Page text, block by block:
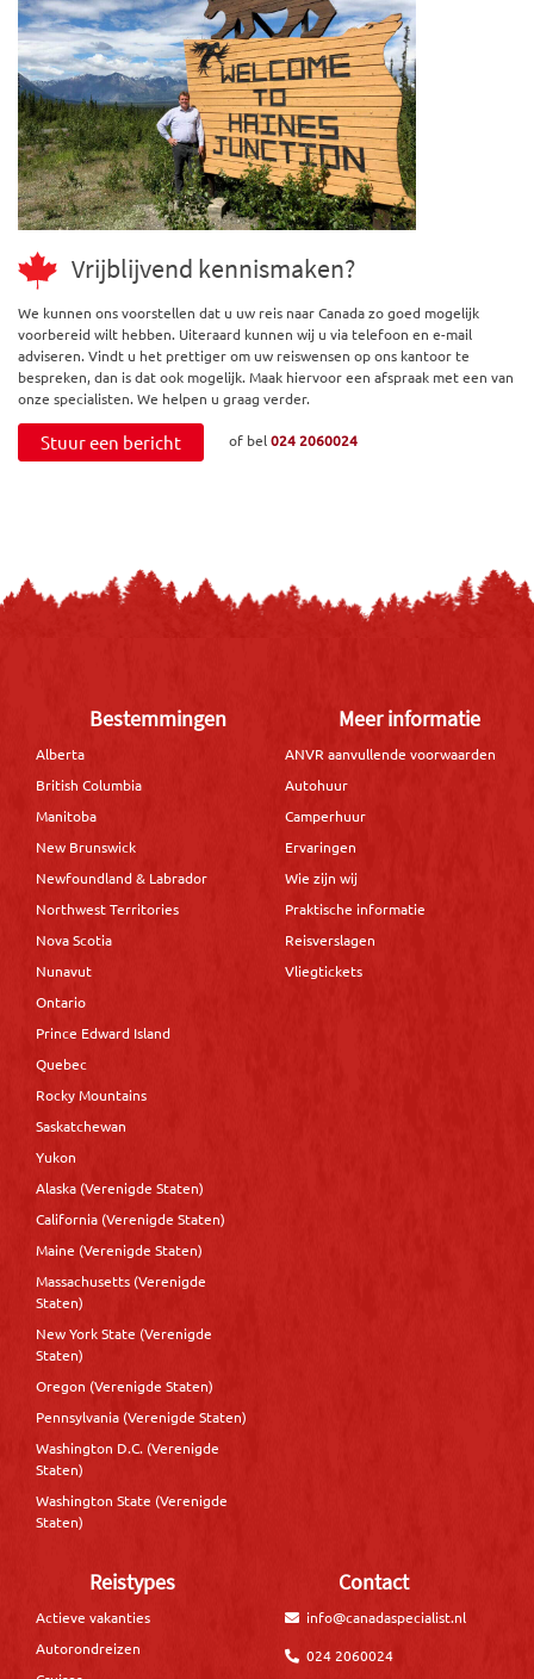
Vrijblijvend kennismaken?
We kunnen ons voorstellen dat u uw reis naar Canada zo goed mogelijk
voorbereid wilt hebben. Uiteraard kunnen wij u via telefoon en e-mail
adviseren. Vindt u het prettiger om uw reiswensen op ons kantoor te
bespreken, dan is dat ook mogelijk. Maak hiervoor een afspraak met een van
onze specialisten. We helpen u graag verder.
Stuur een bericht of bel024 2060024
Bestemmingen
Alberta
British Columbia
Manitoba
New Brunswick
Newfoundland & Labrador
Northwest Territories
Nova Scotia
Nunavut
Ontario
Prince Edward Island
Quebec
Rocky Mountains
Saskatchewan
Yukon
Alaska (Verenigde Staten)
California (Verenigde Staten)
Maine (Verenigde Staten)
Massachusetts (Verenigde
Staten)
New York State (Verenigde
Staten)
Oregon (Verenigde Staten)
Pennsylvania (Verenigde Staten)
Washington D.C. (Verenigde
Staten)
Washington State (Verenigde
Staten)
Meer informatie
ANVR aanvullende voorwaarden
Autohuur
Camperhuur
Ervaringen
Wie zijn wij
Praktische informatie
Reisverslagen
Vliegtickets
Reistypes
Actieve vakanties
Autorondreizen
Contact
info@canadaspecialist.nl
024 2060024